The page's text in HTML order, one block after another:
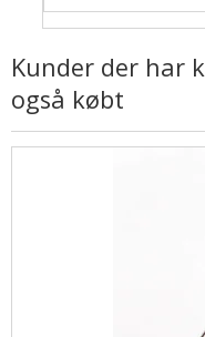
Kunder der har
også købt